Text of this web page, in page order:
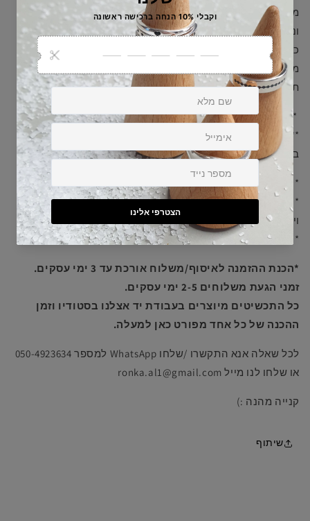
מהו קוד מורס? קוד של אותיות האלף-בית או ABC בקווים
ונקודות.
כך רשומה המילה על הצמיד בעזרת חרוזי כסף התואמים לקוד
מורס.
תכשיט אישי שיישאר איתך לתמיד, מעצים, מחזק ומרגש!
*אנא רישמו לנו בהערות משלוח מילה/שם עד 4 אותיות.
**במידה ויש לכם מילה עם יותר מ-4 אותיות, אנא ציינו זאת
בהערות משלוח ונחזור אליכם לטיפול בבקשה.
* אפשר להתקלח איתו.
* הצמיד במידה ONE SIZE מתאים לכל אחת ואחד, נשים, גברים
וילדים.
* צמיד יוניסקס המתאים לשני המינים.
*הכנת ההזמנה לאיסוף/משלוח אורכת עד 3 ימי עסקים.
זמני הגעת משלוחים 2-5 ימי עסקים.
כל התכשיטים מיוצרים בעבודת יד אצלנו בסטודיו וזמן
ההכנה של כל אחד מפורט כאן למעלה.
לכל שאלה אנא התקשרו /שלחו WhatsApp למספר 050-4923634
או שלחו לנו מייל ronka.al1@gmail.com
קנייה מהנה :)
שיתוף